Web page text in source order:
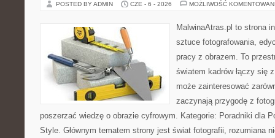
POSTED BY ADMIN CZE - 6 - 2026 MOŻLIWOŚĆ
MalwinaAtras.pl to strona
sztuce fotografowania,
pracy z obrazem. To
światem kadrów łączy się
może zainteresować
zaczynają przygodę z
poszerzać wiedzę o obrazie cyfrowym. Kategorie: Poradniki dla
Style. Głównym tematem strony jest świat fotografii, rozumiana